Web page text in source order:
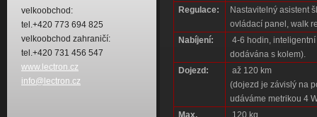
velkoobchod:
tel.+420 773 694 825
velkoobchod zahraničí:
tel.+420 731 456 547
www.lectron.cz
info@lectron.cz
Regulace:
Nastavitelný asistent
ovládací panel, walk
Nabíjení:
4-6 hodin,
dodávána s kolem).
Dojezd:
až 120 km
(dojezd je závislý na
udáváme metrikou 4